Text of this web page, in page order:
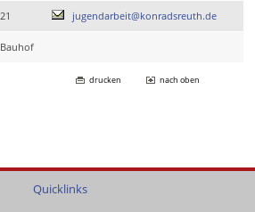
21 jugendarbeit@konradsreuth.de
Bauhof
drucken nach oben
Quicklinks